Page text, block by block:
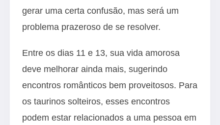
gerar uma certa confusão, mas será um
problema prazeroso de se resolver.
Entre os dias 11 e 13, sua vida amorosa
deve melhorar ainda mais, sugerindo
encontros românticos bem proveitosos. Para
os taurinos solteiros, esses encontros
podem estar relacionados a uma pessoa em